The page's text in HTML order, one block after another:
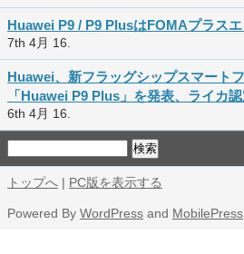
Huawei P9 / P9 PlusはFOMAプラス
7th 4月 16.
Huawei、新フラッグシップスマート
「Huawei P9 Plus」を発表、ライカ
6th 4月 16.
トップへ | PC版を表示する
Powered By WordPress and MobilePress